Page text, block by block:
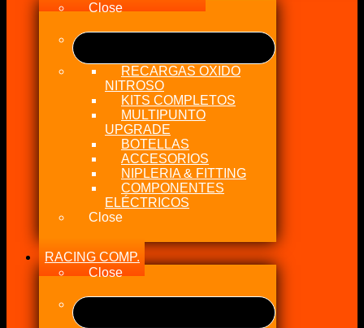
Close
RECARGAS OXIDO
NITROSO
KITS COMPLETOS
MULTIPUNTO
UPGRADE
BOTELLAS
ACCESORIOS
NIPLERIA & FITTING
COMPONENTES
ELÉCTRICOS
Close
RACING COMP.
Close